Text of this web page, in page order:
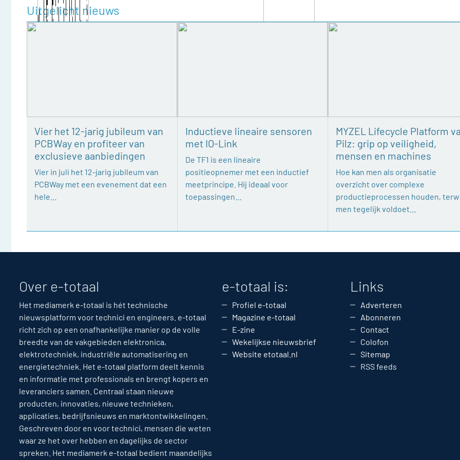
Uitgelicht nieuws
Vier het 12-jarig jubileum van
PCBWay en profiteer van
exclusieve aanbiedingen
Vier in juli het 12-jarig jubileum van
PCBWay met een evenement dat een
hele…
Inductieve lineaire sensoren
met IO-Link
De TF1 is een lineaire
positieopnemer met een inductief
meetprincipe. Hij ideaal voor
toepassingen…
MYZEL Lifecycle Platform
Pilz: grip op veiligheid,
mensen en machines
Hoe kan men als organisatie
overzicht over complexe
productieprocessen houden,
men tegelijk voldoet…
Over e-totaal
Het mediamerk e-totaal is hét technische
nieuwsplatform voor technici en engineers. e-totaal
richt zich op een onafhankelijke manier op de volle
breedte van de vakgebieden elektronica,
elektrotechniek, industriële automatisering en
energietechniek. Het e-totaal platform deelt kennis
en informatie met professionals en brengt kopers en
leveranciers samen. Centraal staan nieuwe
producten, innovaties, nieuwe technieken,
applicaties, bedrijfsnieuws en marktontwikkelingen.
Geschreven door en voor technici, mensen die weten
waar ze het over hebben en dagelijks de sector
spreken. Het mediamerk e-totaal bedient maandelijks
e-totaal is:
Profiel e-totaal
Magazine e-totaal
E-zine
Wekelijkse nieuwsbrief
Website etotaal.nl
Links
Adverteren
Abonneren
Contact
Colofon
Sitemap
RSS feeds